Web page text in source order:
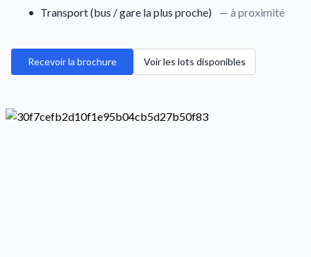
• Transport (bus / gare la plus proche) — à proximité
Recevoir la brochure Voir les lots disponibles